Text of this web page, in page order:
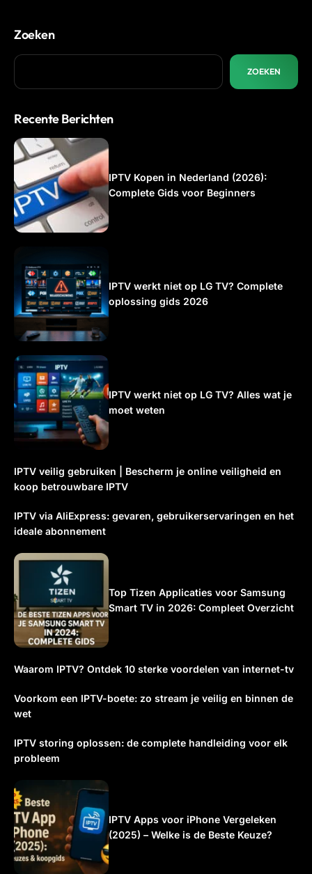
Zoeken
ZOEKEN
Recente Berichten
IPTV Kopen in Nederland (2026):
Complete Gids voor Beginners
IPTV werkt niet op LG TV? Complete
oplossing gids 2026
IPTV werkt niet op LG TV? Alles wat je
moet weten
IPTV veilig gebruiken | Bescherm je online veiligheid en
koop betrouwbare IPTV
IPTV via AliExpress: gevaren, gebruikerservaringen en het
ideale abonnement
Top Tizen Applicaties voor Samsung
Smart TV in 2026: Compleet Overzicht
Waarom IPTV? Ontdek 10 sterke voordelen van internet-tv
Voorkom een IPTV-boete: zo stream je veilig en binnen de
wet
IPTV storing oplossen: de complete handleiding voor elk
probleem
IPTV Apps voor iPhone Vergeleken
(2025) – Welke is de Beste Keuze?